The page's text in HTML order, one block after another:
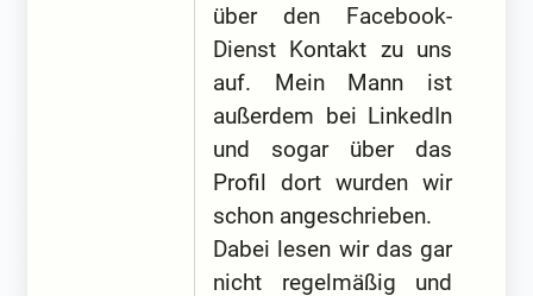
über den Facebook-
Dienst Kontakt zu uns
auf. Mein Mann ist
außerdem bei LinkedIn
und sogar über das
Profil dort wurden wir
schon angeschrieben.
Dabei lesen wir das gar
nicht regelmäßig und